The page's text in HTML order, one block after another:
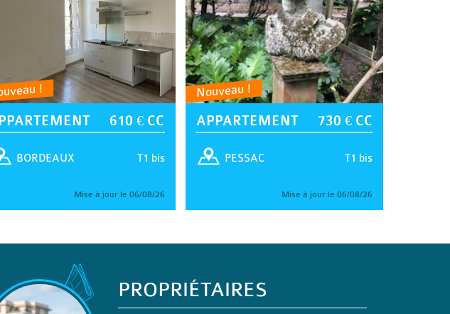
!
610 € CC
T1 bis
BORDEAUX
Mise à jour le 06/08/26
Nouveau !
APPARTEMENT 730 € CC
T1 bis
PESSAC
Mise à jour le 06/08/26
PROPRIÉTAIRES